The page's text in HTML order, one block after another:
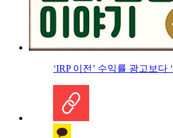
‘IRP 이전’ 수익률 광고보다